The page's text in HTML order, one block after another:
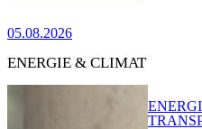
05.08.2026
ENERGIE & CLIMAT